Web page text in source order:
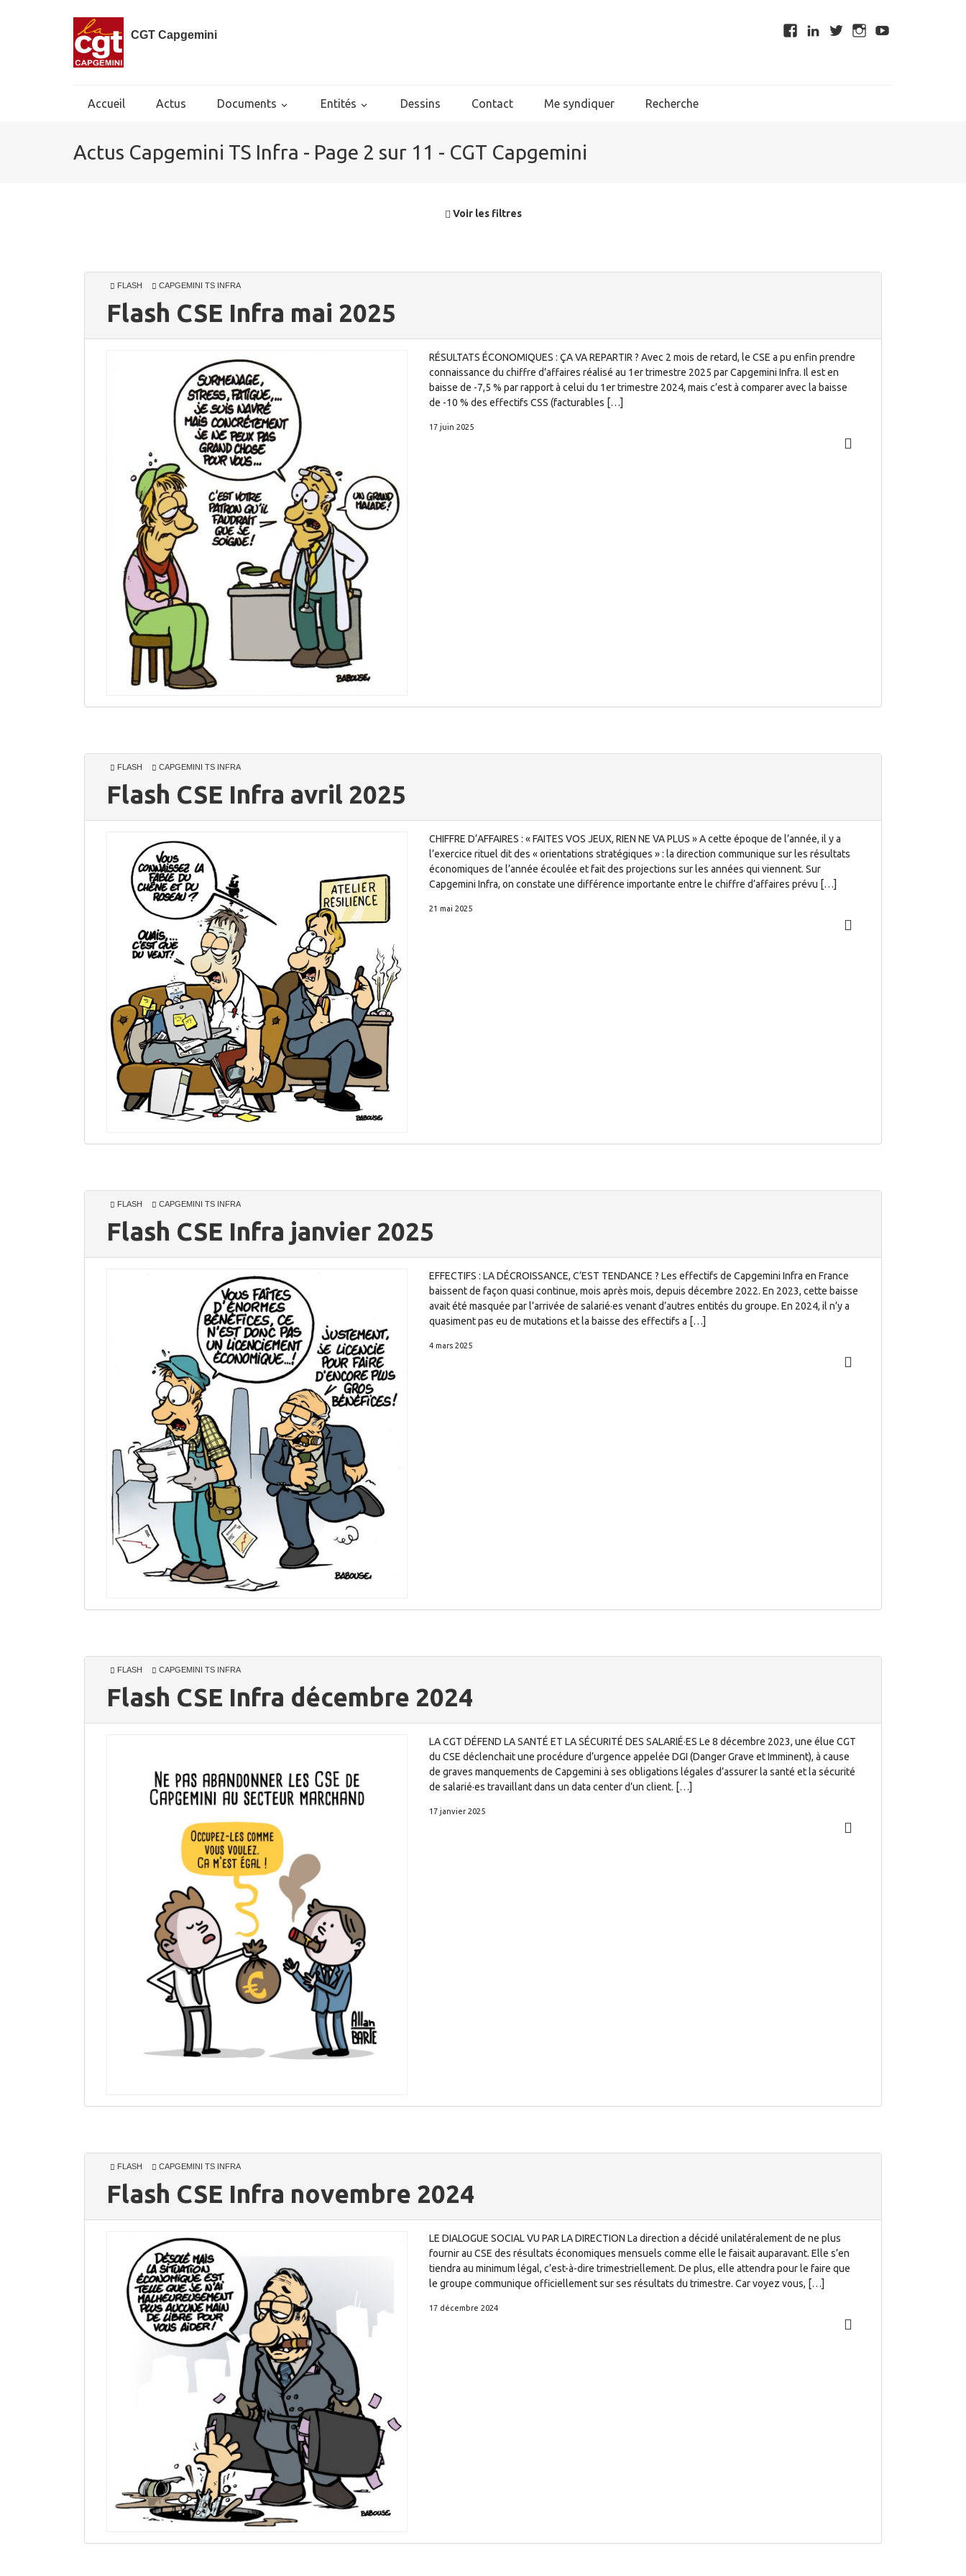
CGT Capgemini
Accueil Actus Documents Entités Dessins Contact Me syndiquer Recherche
Actus Capgemini TS Infra - Page 2 sur 11 - CGT Capgemini
Voir les filtres
FLASH CAPGEMINI TS INFRA
Flash CSE Infra mai 2025
RÉSULTATS ÉCONOMIQUES : ÇA VA REPARTIR ? Avec 2 mois de retard, le CSE a pu enfin prendre
connaissance du chiffre d’affaires réalisé au 1er trimestre 2025 par Capgemini Infra. Il est en
baisse de -7,5 % par rapport à celui du 1er trimestre 2024, mais c’est à comparer avec la baisse
de -10 % des effectifs CSS (facturables […]
17 juin 2025
FLASH CAPGEMINI TS INFRA
Flash CSE Infra avril 2025
CHIFFRE D’AFFAIRES : « FAITES VOS JEUX, RIEN NE VA PLUS » A cette époque de l’année, il y a
l’exercice rituel dit des « orientations stratégiques » : la direction communique sur les résultats
économiques de l’année écoulée et fait des projections sur les années qui viennent. Sur
Capgemini Infra, on constate une différence importante entre le chiffre d’affaires prévu […]
21 mai 2025
FLASH CAPGEMINI TS INFRA
Flash CSE Infra janvier 2025
EFFECTIFS : LA DÉCROISSANCE, C’EST TENDANCE ? Les effectifs de Capgemini Infra en France
baissent de façon quasi continue, mois après mois, depuis décembre 2022. En 2023, cette baisse
avait été masquée par l’arrivée de salarié·es venant d’autres entités du groupe. En 2024, il n’y a
quasiment pas eu de mutations et la baisse des effectifs a […]
4 mars 2025
FLASH CAPGEMINI TS INFRA
Flash CSE Infra décembre 2024
LA CGT DÉFEND LA SANTÉ ET LA SÉCURITÉ DES SALARIÉ·ES Le 8 décembre 2023, une élue CGT
du CSE déclenchait une procédure d’urgence appelée DGI (Danger Grave et Imminent), à cause
de graves manquements de Capgemini à ses obligations légales d’assurer la santé et la sécurité
de salarié·es travaillant dans un data center d’un client. […]
17 janvier 2025
FLASH CAPGEMINI TS INFRA
Flash CSE Infra novembre 2024
LE DIALOGUE SOCIAL VU PAR LA DIRECTION La direction a décidé unilatéralement de ne plus
fournir au CSE des résultats économiques mensuels comme elle le faisait auparavant. Elle s’en
tiendra au minimum légal, c’est-à-dire trimestriellement. De plus, elle attendra pour le faire que
le groupe communique officiellement sur ses résultats du trimestre. Car voyez vous, […]
17 décembre 2024